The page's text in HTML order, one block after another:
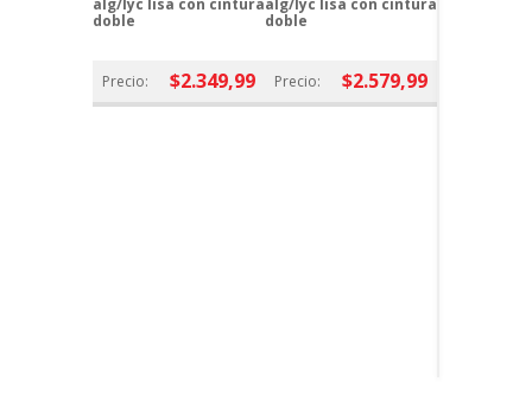
alg/lyc lisa con cintura
doble
Precio: $2.349,99
alg/lyc lisa con cintura
doble
Precio: $2.579,99